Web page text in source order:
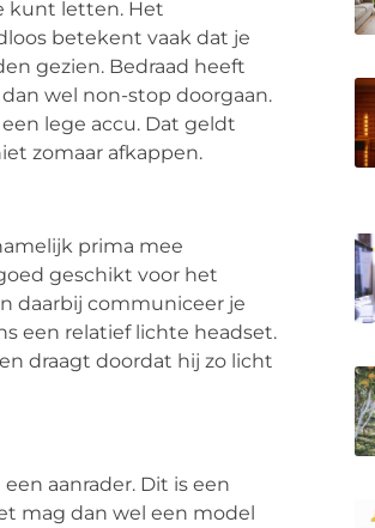
kunt letten. Het
betekent vaak dat je
gezien. Bedraad heeft
wel non-stop doorgaan.
lege accu. Dat geldt
zomaar afkappen.
prima mee
geschikt voor het
daarbij communiceer je
een relatief lichte headset.
draagt doordat hij zo licht
aanrader. Dit is een
mag dan wel een model